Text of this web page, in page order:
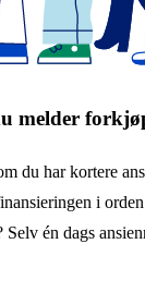
melder
du har kortere
i
Selv én dags